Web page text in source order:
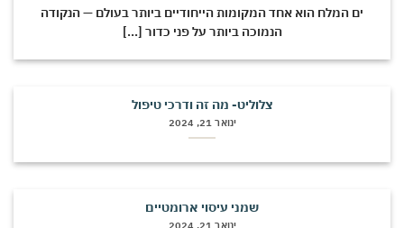
ים המלח הוא אחד המקומות הייחודיים ביותר בעולם — הנקודה
הנמוכה ביותר על פני כדור [...]
צלוליט- מה זה ודרכי טיפול
שמני עיסוי ארומטיים